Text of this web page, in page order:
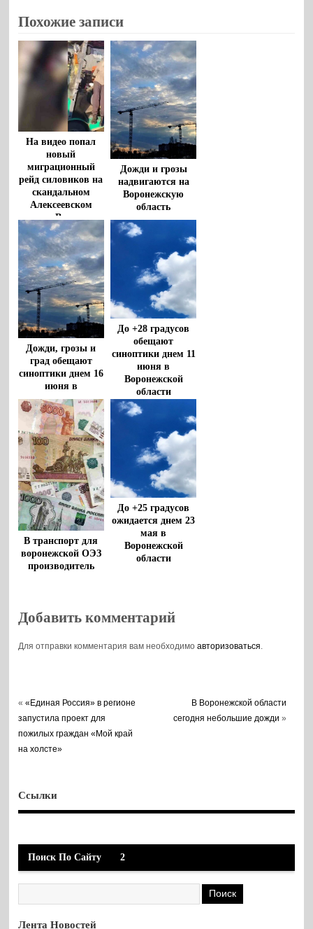
Похожие записи
На видео попал
новый
миграционный
рейд силовиков на
скандальном
Алексеевском
рынке Воронежа
Дожди и грозы
надвигаются на
Воронежскую
область
Дожди, грозы и
град обещают
синоптики днем 16
июня в
Воронежской
области
До +28 градусов
обещают
синоптики днем 11
июня в
Воронежской
области
В транспорт для
воронежской ОЭЗ
производитель
До +25 градусов
ожидается днем 23
мая в
Воронежской
области
Добавить комментарий
Для отправки комментария вам необходимоавторизоваться.
««Единая Россия» в регионе
запустила проект для
пожилых граждан «Мой край
на холсте»
В Воронежской области
сегодня небольшие дожди »
Ссылки
Поиск По Сайту 2
Лента Новостей